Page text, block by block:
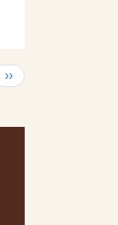
Page
suivante
››